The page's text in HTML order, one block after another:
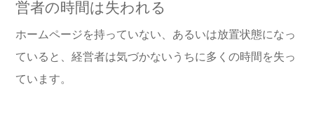
営者の時間は失われる
ホームページを持っていない、あるいは放置状態になっ
ていると、経営者は気づかないうちに多くの時間を失っ
ています。